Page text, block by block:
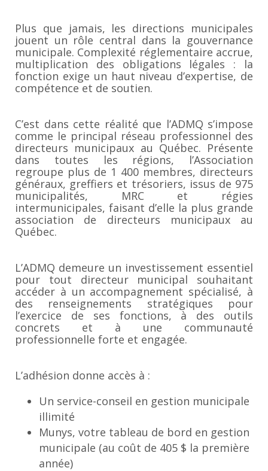
Plus que jamais, les directions municipales
jouent un rôle central dans la gouvernance
municipale. Complexité réglementaire accrue,
multiplication des obligations légales : la
fonction exige un haut niveau d’expertise, de
compétence et de soutien.
C’est dans cette réalité que l’ADMQ s’impose
comme le principal réseau professionnel des
directeurs municipaux au Québec. Présente
dans toutes les régions, l’Association
regroupe plus de 1 400 membres, directeurs
généraux, greffiers et trésoriers, issus de 975
municipalités, MRC et régies
intermunicipales, faisant d’elle la plus grande
association de directeurs municipaux au
Québec.
L’ADMQ demeure un investissement essentiel
pour tout directeur municipal souhaitant
accéder à un accompagnement spécialisé, à
des renseignements stratégiques pour
l’exercice de ses fonctions, à des outils
concrets et à une communauté
professionnelle forte et engagée.
L’adhésion donne accès à :
Un service-conseil en gestion municipale
illimité
Munys, votre tableau de bord en gestion
municipale (au coût de 405 $ la première
année)